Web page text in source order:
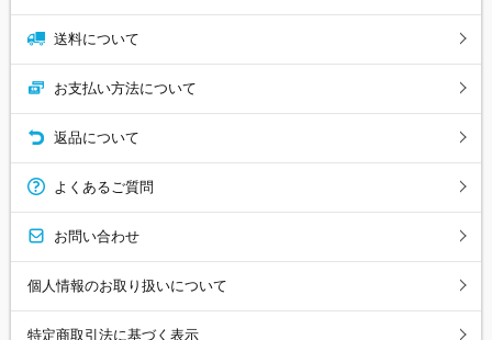
送料について
お支払い方法について
返品について
よくあるご質問
お問い合わせ
個人情報のお取り扱いについて
特定商取引法に基づく表示